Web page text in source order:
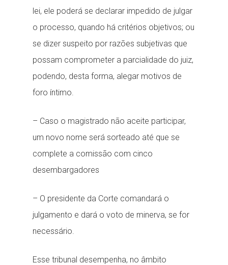
lei, ele poderá se declarar impedido de julgar
o processo, quando há critérios objetivos; ou
se dizer suspeito por razões subjetivas que
possam comprometer a parcialidade do juiz,
podendo, desta forma, alegar motivos de
foro íntimo.
– Caso o magistrado não aceite participar,
um novo nome será sorteado até que se
complete a comissão com cinco
desembargadores
– O presidente da Corte comandará o
julgamento e dará o voto de minerva, se for
necessário.
Esse tribunal desempenha, no âmbito